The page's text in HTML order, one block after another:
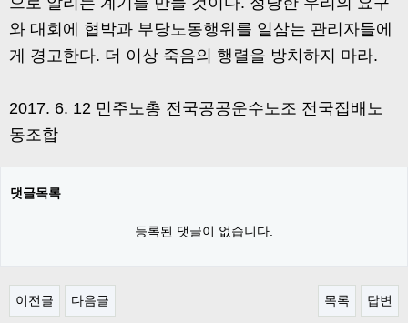
와 대회에 협박과 부당노동행위를 일삼는 관리자들에
게 경고한다. 더 이상 죽음의 행렬을 방치하지 마라.
2017. 6. 12 민주노총 전국공공운수노조 전국집배노
동조합
댓글목록
등록된 댓글이 없습니다.
이전글 다음글 목록 답변